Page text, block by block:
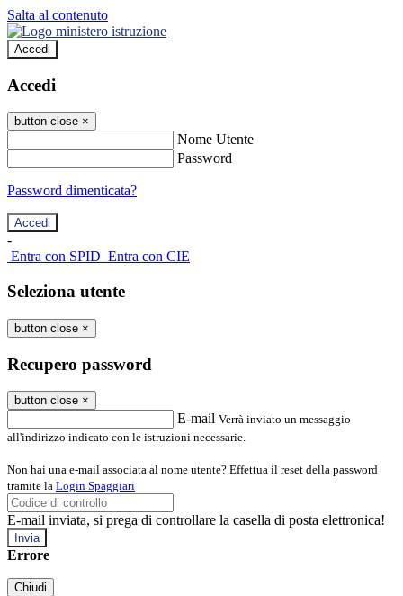
Salta al contenuto
Accedi
Accedi
button close ×
Nome Utente
Password
Password dimenticata?
-
Entra con SPID Entra con CIE
Seleziona utente
button close ×
Recupero password
button close ×
E-mail Verrà inviato un messaggio
all'indirizzo indicato con le istruzioni necessarie.
Non hai una e-mail associata al nome utente? Effettua il reset della password
tramite la Login Spaggiari
E-mail inviata, si prega di controllare la casella di posta elettronica!
Errore
Chiudi